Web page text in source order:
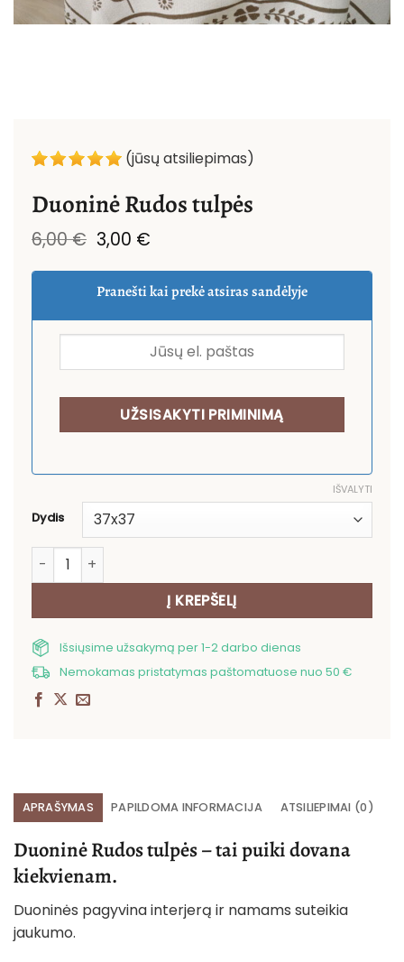
(jūsų atsiliepimas)
Duoninė Rudos tulpės
6,00€ Original
price
was:
6,00 €.
3,00 €Current
is:
3,00 €.
Pranešti kai prekė atsiras sandėlyje
Dydis
IŠVALYTI
produkto kiekis: Duoninė Rudos tulpės
Į KREPŠELĮ
Išsiųsime užsakymą per 1-2 darbo dienas
Nemokamas pristatymas paštomatuose nuo 50 €
APRAŠYMAS PAPILDOMA INFORMACIJA ATSILIEPIMAI (0)
Duoninė Rudos tulpės – tai puiki dovana
kiekvienam.
Duoninės pagyvina interjerą ir namams suteikia
jaukumo.